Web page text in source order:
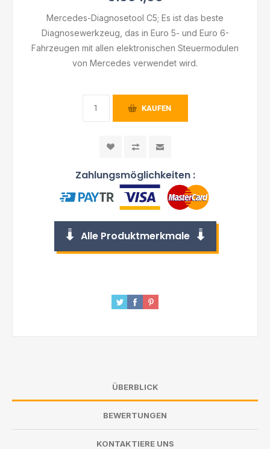
Mercedes-Diagnosetool C5; Es ist das beste
Diagnosewerkzeug, das in Euro 5- und Euro 6-
Fahrzeugen mit allen elektronischen Steuermodulen
von Mercedes verwendet wird.
KAUFEN
Zahlungsmöglichkeiten :
Alle Produktmerkmale
ÜBERBLICK
BEWERTUNGEN
KONTAKTIERE UNS